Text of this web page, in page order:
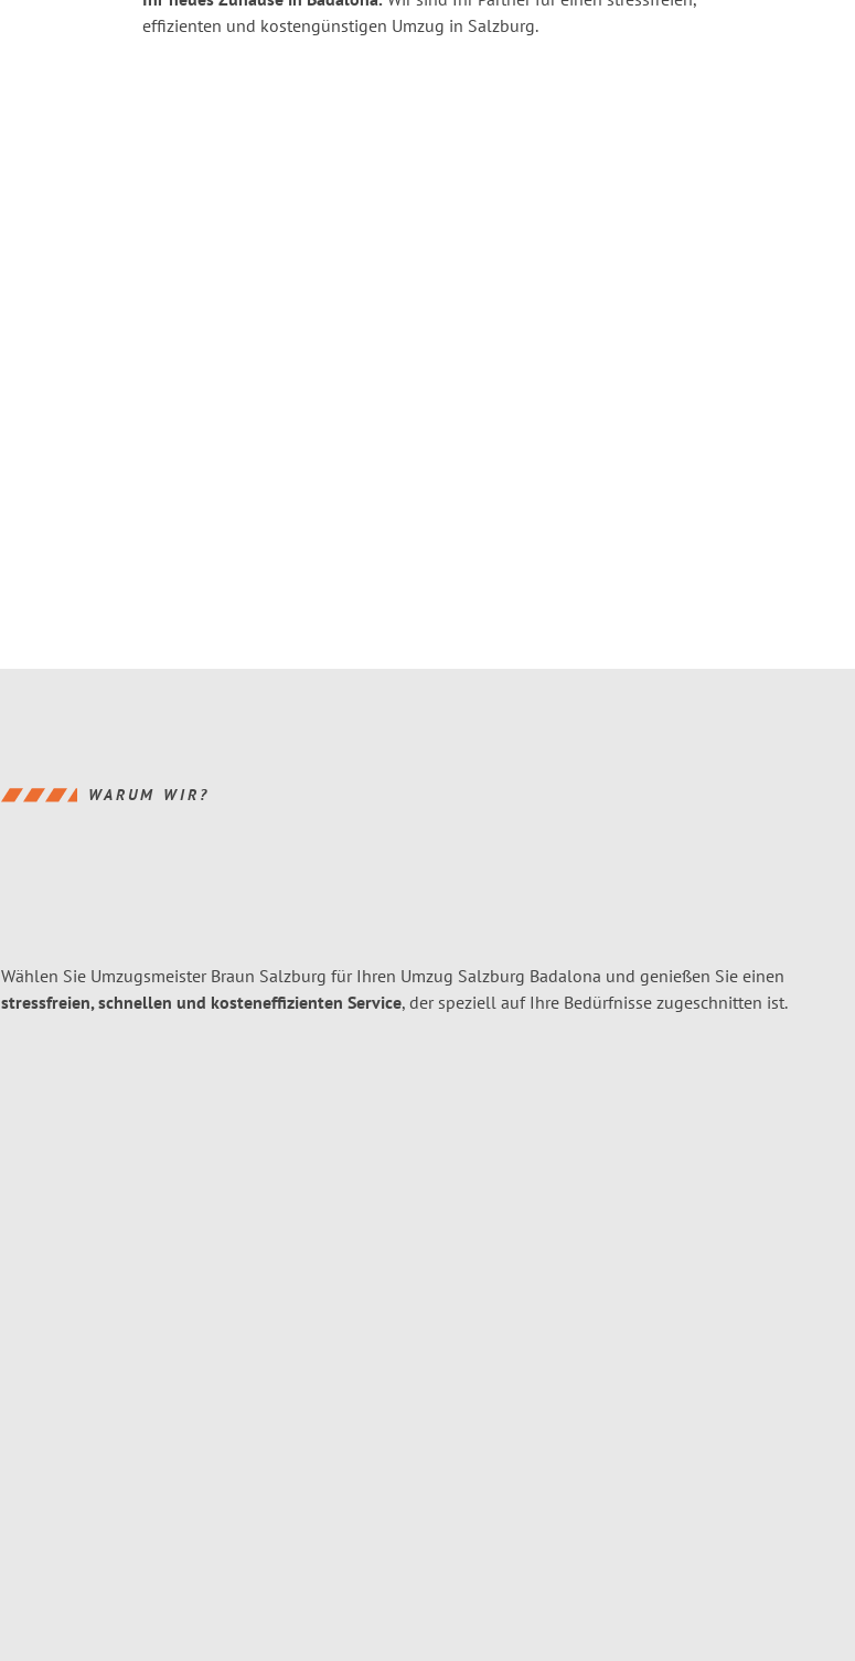
effizienten und kostengünstigen Umzug in Salzburg.
WARUM WIR?
Wählen Sie Umzugsmeister Braun Salzburg für Ihren Umzug Salzburg Badalona und genießen Sie einen
stressfreien, schnellen und kosteneffizienten Service, der speziell auf Ihre Bedürfnisse zugeschnitten ist.